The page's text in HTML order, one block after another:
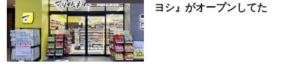
ヨシ』がオープンしてた